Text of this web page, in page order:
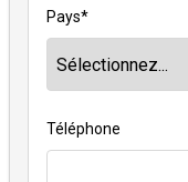
*
Pays
Téléphone